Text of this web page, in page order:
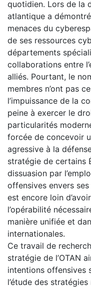
quotidien. Lors de la
atlantique a
menaces du
de ses ressources
départements
collaborations entre
alliés. Pourtant, le
membres n’ont pas
l’impuissance de la
peine à exercer le
particularités
forcée de concevoir
agressive à la
stratégie de certains
dissuasion par
offensives envers ses
est encore loin
l’opérabilité
manière unifiée et
internationales.
Ce travail de
stratégie de l’OTAN
intentions offensives
l’étude des